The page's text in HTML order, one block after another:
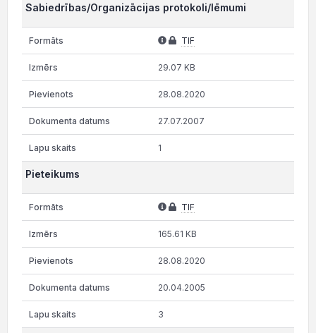
Sabiedrības/Organizācijas protokoli/lēmumi
TIF
29.07 KB
28.08.2020
27.07.2007
1
Pieteikums
TIF
165.61 KB
28.08.2020
20.04.2005
3